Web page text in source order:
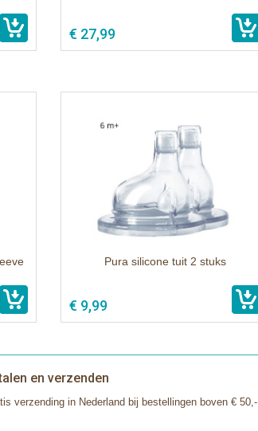
€ 27,99
Pura silicone tuit 2 stuks
€ 9,99
en verzenden
verzending in Nederland bij bestellingen boven € 50,-